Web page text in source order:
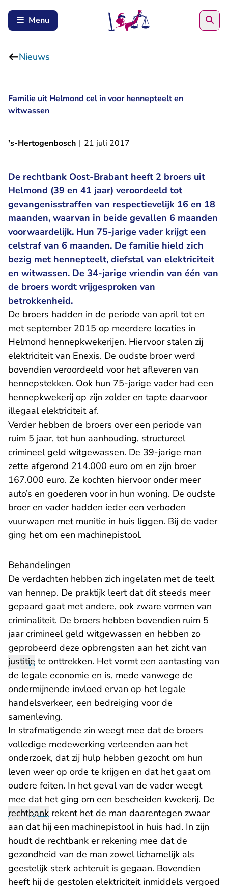
Menu
Nieuws
Familie uit Helmond cel in voor hennepteelt en
witwassen
's-Hertogenbosch | 21 juli 2017
De rechtbank Oost-Brabant heeft 2 broers uit
Helmond (39 en 41 jaar) veroordeeld tot
gevangenisstraffen van respectievelijk 16 en 18
maanden, waarvan in beide gevallen 6 maanden
voorwaardelijk. Hun 75-jarige vader krijgt een
celstraf van 6 maanden. De familie hield zich
bezig met hennepteelt, diefstal van elektriciteit
en witwassen. De 34-jarige vriendin van één van
de broers wordt vrijgesproken van
betrokkenheid.
De broers hadden in de periode van april tot en
met september 2015 op meerdere locaties in
Helmond hennepkwekerijen. Hiervoor stalen zij
elektriciteit van Enexis. De oudste broer werd
bovendien veroordeeld voor het afleveren van
hennepstekken. Ook hun 75-jarige vader had een
hennepkwekerij op zijn zolder en tapte daarvoor
illegaal elektriciteit af.
Verder hebben de broers over een periode van
ruim 5 jaar, tot hun aanhouding, structureel
crimineel geld witgewassen. De 39-jarige man
zette afgerond 214.000 euro om en zijn broer
167.000 euro. Ze kochten hiervoor onder meer
auto’s en goederen voor in hun woning. De oudste
broer en vader hadden ieder een verboden
vuurwapen met munitie in huis liggen. Bij de vader
ging het om een machinepistool.
Behandelingen
De verdachten hebben zich ingelaten met de teelt
van hennep. De praktijk leert dat dit steeds meer
gepaard gaat met andere, ook zware vormen van
criminaliteit. De broers hebben bovendien ruim 5
jaar crimineel geld witgewassen en hebben zo
geprobeerd deze opbrengsten aan het zicht van
justitie te onttrekken. Het vormt een aantasting van
de legale economie en is, mede vanwege de
ondermijnende invloed ervan op het legale
handelsverkeer, een bedreiging voor de
samenleving.
In strafmatigende zin weegt mee dat de broers
volledige medewerking verleenden aan het
onderzoek, dat zij hulp hebben gezocht om hun
leven weer op orde te krijgen en dat het gaat om
oudere feiten. In het geval van de vader weegt
mee dat het ging om een bescheiden kwekerij. De
rechtbank rekent het de man daarentegen zwaar
aan dat hij een machinepistool in huis had. In zijn
houdt de rechtbank er rekening mee dat de
gezondheid van de man zowel lichamelijk als
geestelijk sterk achteruit is gegaan. Bovendien
heeft hij de gestolen elektriciteit inmiddels vergoed